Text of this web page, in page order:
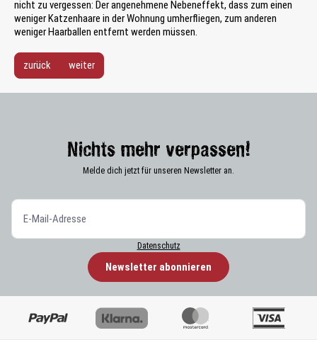
nicht zu vergessen: Der angenehmene Nebeneffekt, dass zum einen
weniger Katzenhaare in der Wohnung umherfliegen, zum anderen
weniger Haarballen entfernt werden müssen.
zurück weiter
Nichts mehr verpassen!
Melde dich jetzt für unseren Newsletter an.
Datenschutz
Newsletter abonnieren